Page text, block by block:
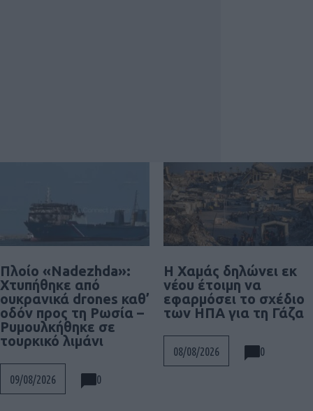
Πλοίο «Nadezhda»:
Χτυπήθηκε από
ουκρανικά drones καθ’
οδόν προς τη Ρωσία –
Ρυμουλκήθηκε σε
τουρκικό λιμάνι
09/08/2026 0
Η Χαμάς δηλώνει εκ
νέου έτοιμη να
εφαρμόσει το σχέδιο
των ΗΠΑ για τη Γάζα
08/08/2026 0